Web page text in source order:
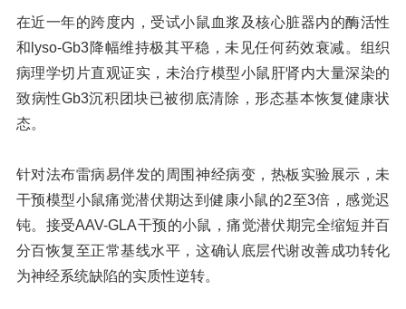
在近一年的跨度内，受试小鼠血浆及核心脏器内的酶活性
和lyso-Gb3降幅维持极其平稳，未见任何药效衰减。组织
病理学切片直观证实，未治疗模型小鼠肝肾内大量深染的
致病性Gb3沉积团块已被彻底清除，形态基本恢复健康状
态。
针对法布雷病易伴发的周围神经病变，热板实验展示，未
干预模型小鼠痛觉潜伏期达到健康小鼠的2至3倍，感觉迟
钝。接受AAV-GLA干预的小鼠，痛觉潜伏期完全缩短并百
分百恢复至正常基线水平，这确认底层代谢改善成功转化
为神经系统缺陷的实质性逆转。